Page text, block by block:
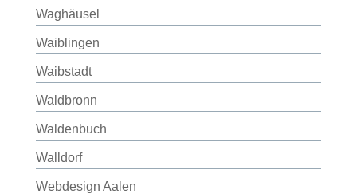
Waghäusel
Waiblingen
Waibstadt
Waldbronn
Waldenbuch
Walldorf
Webdesign Aalen